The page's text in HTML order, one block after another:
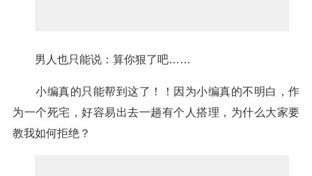
男人也只能说：算你狠了吧……
小编真的只能帮到这了！！因为小编真的不明白，作
为一个死宅，好容易出去一趟有个人搭理，为什么大家要
教我如何拒绝？